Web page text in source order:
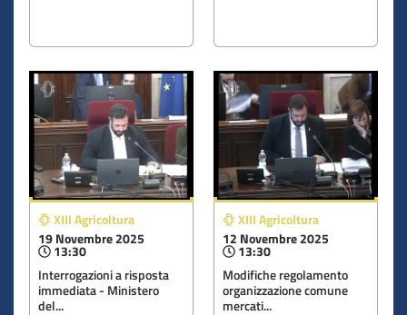
XIII Agricoltura
19 Novembre 2025
13:30
Interrogazioni a risposta
immediata - Ministero
del...
XIII Agricoltura
12 Novembre 2025
13:30
Modifiche regolamento
organizzazione comune
mercati...